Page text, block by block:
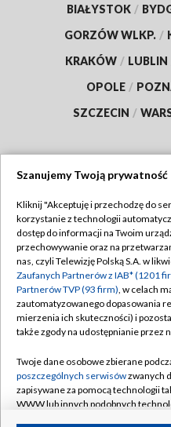
BIAŁYSTOK /
GORZÓW WLKP. /
KRAKÓW / LUBLIN
OPOLE /
SZCZECIN /
Abonament TVP
Emisja w TVP
Centrum informacji TVP
Naziemna Telewizja
Rada Programowa
System NOS
Informacje o nadawcy
Szanujemy Twoją prywatność
Kliknij "Akceptuję i przechodzę do
korzystanie z technologii
dostęp do informacji na Twoim
przechowywanie oraz na
nas, czyli Telewizję Polską S.A. w
Zaufanych Partnerów z IAB* (1201
Partnerów TVP (93 firm), w celach
zautomatyzowanego dopasowania
mierzenia ich skuteczności) i
także zgody na udostępnianie przez
Twoje dane osobowe zbierane
poszczególnych serwisówzwanych
zapisywane za pomocą technologii
WWW lub innych podobnych